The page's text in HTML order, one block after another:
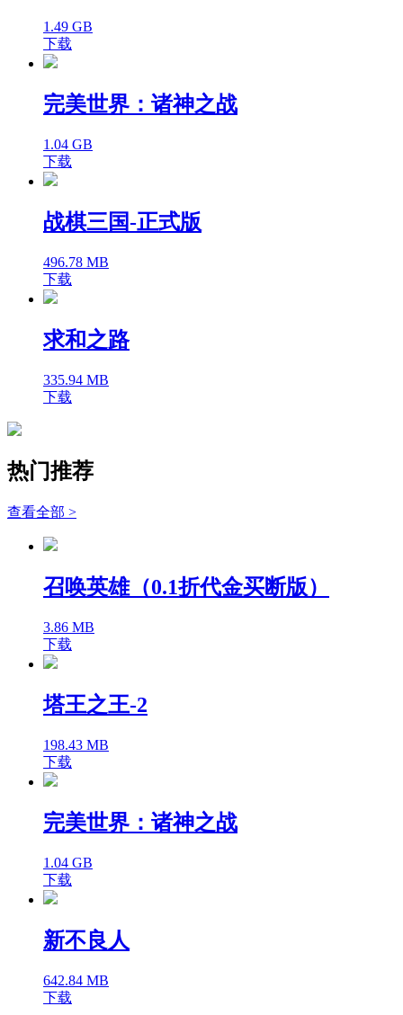
1.49 GB
下载
完美世界：诸神之战
1.04 GB
下载
战棋三国-正式版
496.78 MB
下载
求和之路
335.94 MB
下载
热门推荐
查看全部 >
召唤英雄（0.1折代金买断版）
3.86 MB
下载
塔王之王-2
198.43 MB
下载
完美世界：诸神之战
1.04 GB
下载
新不良人
642.84 MB
下载